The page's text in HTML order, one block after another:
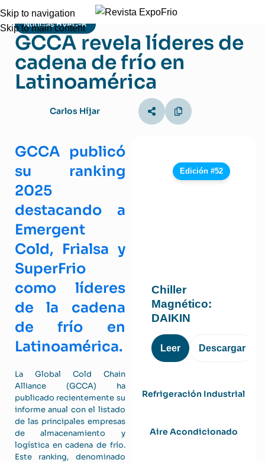
Skip to navigation
Skip to main content
Noticias HVAC-R
GCCA revela líderes de
cadena de frío en
Latinoamérica
Carlos Híjar
GCCA publicó
su ranking
2025
destacando a
Emergent
Cold, Frialsa y
SuperFrio
como líderes
de la cadena
de frío en
Latinoamérica.
La Global Cold Chain
Alliance (GCCA) ha
publicado recientemente su
informe anual con el listado
de las principales empresas
de almacenamiento y
logística en cadena de frío.
Este ranking, denominado
Edición #52
Chiller
Magnético:
DAIKIN
Leer Descargar
Refrigeración Industrial
Aire Acondicionado